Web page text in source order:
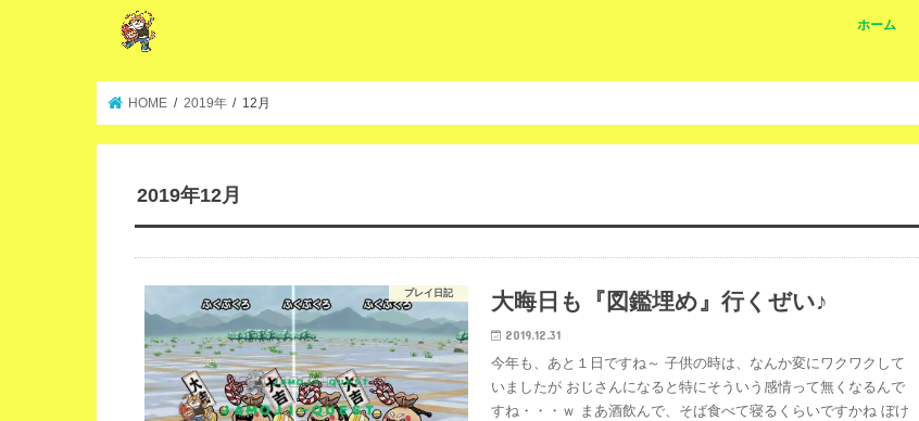
ホーム
HOME 2019年 12月
2019年12月
プレイ日記 大晦日も『図鑑埋め』行くぜい♪
2019.12.31
今年も、あと１日ですね～ 子供の時は、なんか変にワクワクして
いましたが おじさんになると特にそういう感情って無くなるんで
すね・・・ｗ まあ酒飲んで、そば食べて寝るくらいですかね ぼけ